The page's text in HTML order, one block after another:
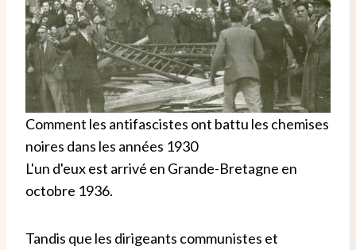
Comment les antifascistes ont battu les chemises
noires dans les années 1930
L'un d'eux est arrivé en Grande-Bretagne en
octobre 1936.
Tandis que les dirigeants communistes et